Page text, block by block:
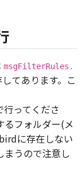
msgFilterRules.
てあります。こ
ってくださ
るフォルダー(メ
に存在しない
まうので注意し